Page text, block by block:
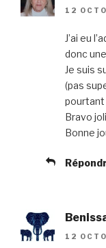
12
J’ai eu
donc
Je suis
(pas
pourtant
Bravo
Bonne
12